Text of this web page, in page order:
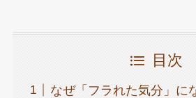
目次
なぜ「フラれた気分」に